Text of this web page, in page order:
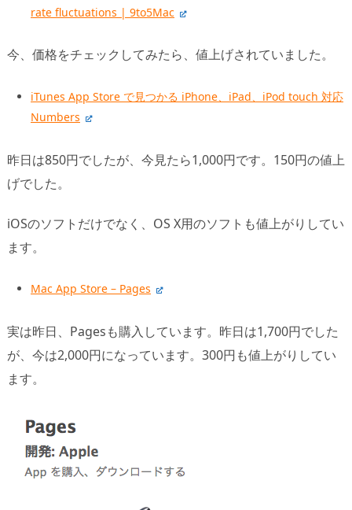
rate fluctuations | 9to5Mac
今、価格をチェックしてみたら、値上げされていました。
iTunes App Store で見つかる iPhone、iPad、iPod touch 対応
Numbers
昨日は850円でしたが、今見たら1,000円です。150円の値上
げでした。
iOSのソフトだけでなく、OS X用のソフトも値上がりしてい
ます。
Mac App Store – Pages
実は昨日、Pagesも購入しています。昨日は1,700円でした
が、今は2,000円になっています。300円も値上がりしてい
ます。